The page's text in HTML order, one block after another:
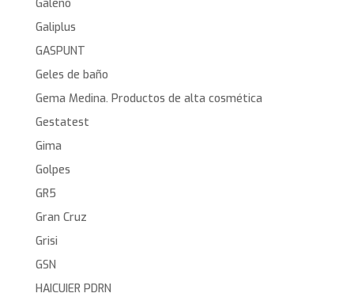
Galeno
Galiplus
GASPUNT
Geles de baño
Gema Medina. Productos de alta cosmética
Gestatest
Gima
Golpes
GR5
Gran Cruz
Grisi
GSN
HAICUIER PDRN